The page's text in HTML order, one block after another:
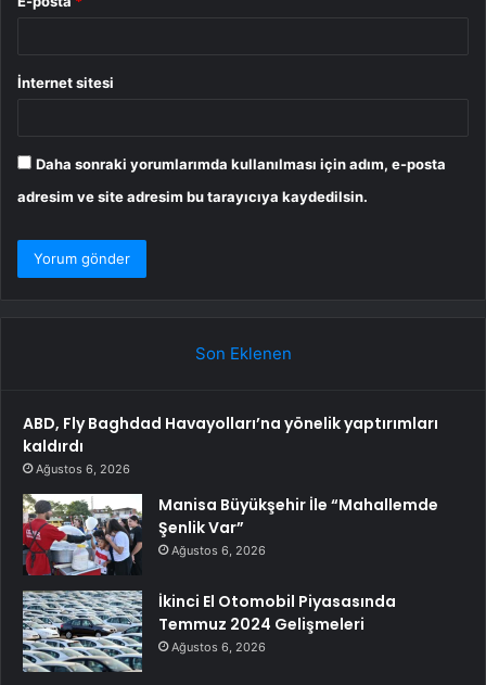
İnternet sitesi
Daha sonraki yorumlarımda kullanılması için adım, e-posta
adresim ve site adresim bu tarayıcıya kaydedilsin.
Son Eklenen
ABD, Fly Baghdad Havayolları’na yönelik yaptırımları
kaldırdı
Ağustos 6, 2026
Manisa Büyükşehir İle “Mahallemde
Şenlik Var”
Ağustos 6, 2026
İkinci El Otomobil Piyasasında
Temmuz 2024 Gelişmeleri
Ağustos 6, 2026